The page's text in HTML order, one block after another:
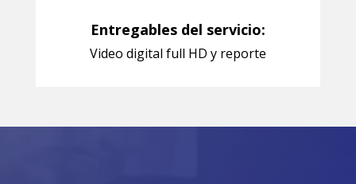
Entregables del servicio:
Video digital full HD y reporte